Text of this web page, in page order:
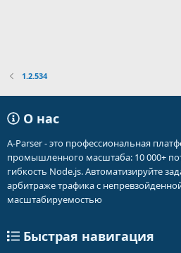
1.2.534
О нас
A-Parser - это профессиональная
промышленного масштаба: 10 000+
гибкость Node.js. Автоматизируйте
арбитраже трафика с
масштабируемостью
Быстрая навигация